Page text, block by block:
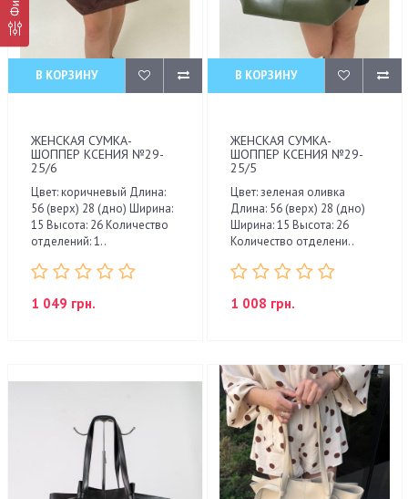
В КОРЗИНУ
ЖЕНСКАЯ СУМКА-
ШОППЕР КСЕНИЯ №29-
25/6
Цвет: коричневый Длина:
56 (верх) 28 (дно) Ширина:
15 Высота: 26 Количество
отделений: 1..
1 049 грн.
В КОРЗИНУ
ЖЕНСКАЯ СУМКА-
ШОППЕР КСЕНИЯ №29-
25/5
Цвет: зеленая оливка
Длина: 56 (верх) 28 (дно)
Ширина: 15 Высота: 26
Количество отделени..
1 008 грн.